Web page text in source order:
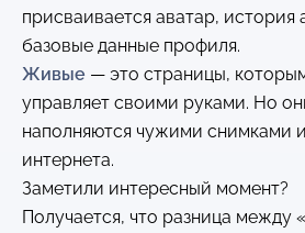
присваивается аватар, история
базовые данные профиля.
Живые — это страницы,
управляет своими руками. Но
наполняются чужими снимками
интернета.
Заметили интересный момент?
Получается, что разница